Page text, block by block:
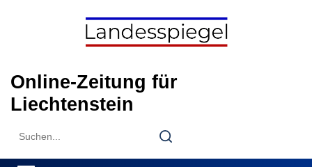
Online-Zeitung für
Liechtenstein
Search
Search